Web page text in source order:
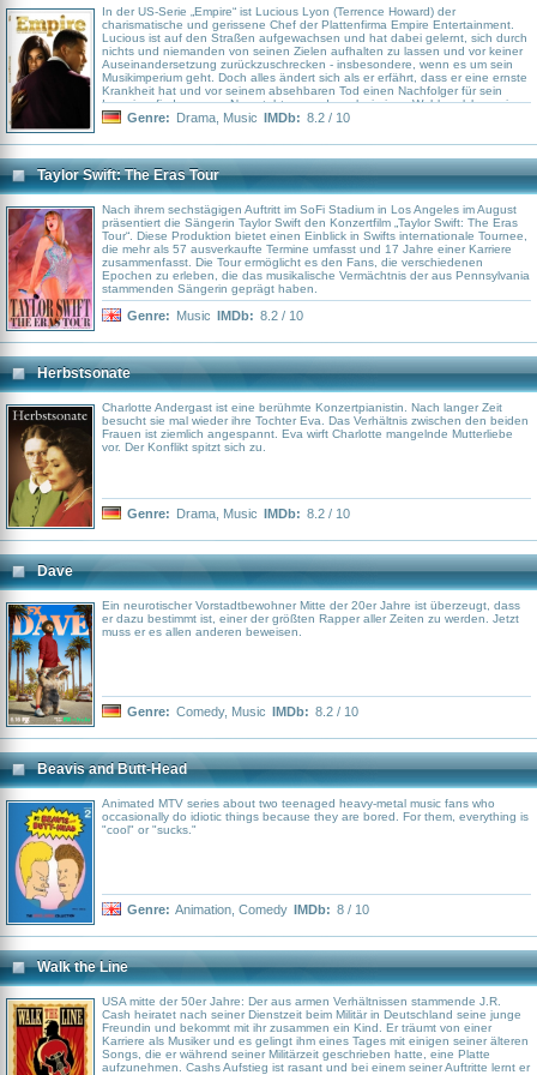
In der US-Serie „Empire“ ist Lucious Lyon (Terrence Howard) der
charismatische und gerissene Chef der Plattenfirma Empire Entertainment.
Lucious ist auf den Straßen aufgewachsen und hat dabei gelernt, sich durch
nichts und niemanden von seinen Zielen aufhalten zu lassen und vor keiner
Auseinandersetzung zurückzuschrecken - insbesondere, wenn es um sein
Musikimperium geht. Doch alles ändert sich als er erfährt, dass er eine ernste
Krankheit hat und vor seinem absehbaren Tod einen Nachfolger für sein
Imperium finden muss. Nun steht er vor der schwierigen Wahl, welcher seiner
drei Söhne Empire Entertainment übernehmen soll: Andre (Trai Byers), Jamal
Genre: Drama Music IMDb: 8.2 / 10
Taylor Swift: The Eras Tour
Nach ihrem sechstägigen Auftritt im SoFi Stadium in Los Angeles im August
präsentiert die Sängerin Taylor Swift den Konzertfilm „Taylor Swift: The Eras
Tour“. Diese Produktion bietet einen Einblick in Swifts internationale Tournee,
die mehr als 57 ausverkaufte Termine umfasst und 17 Jahre einer Karriere
zusammenfasst. Die Tour ermöglicht es den Fans, die verschiedenen
Epochen zu erleben, die das musikalische Vermächtnis der aus Pennsylvania
stammenden Sängerin geprägt haben.
Genre: Music IMDb: 8.2 / 10
Herbstsonate
Charlotte Andergast ist eine berühmte Konzertpianistin. Nach langer Zeit
besucht sie mal wieder ihre Tochter Eva. Das Verhältnis zwischen den beiden
Frauen ist ziemlich angespannt. Eva wirft Charlotte mangelnde Mutterliebe
vor. Der Konflikt spitzt sich zu.
Genre: Drama Music IMDb: 8.2 / 10
Dave
Ein neurotischer Vorstadtbewohner Mitte der 20er Jahre ist überzeugt, dass
er dazu bestimmt ist, einer der größten Rapper aller Zeiten zu werden. Jetzt
muss er es allen anderen beweisen.
Genre: Comedy, Music IMDb: 8.2 / 10
Beavis and Butt-Head
Animated MTV series about two teenaged heavy-metal music fans who
occasionally do idiotic things because they are bored. For them, everything is
"cool" or "sucks."
Genre: Animation Comedy IMDb: 8 / 10
Walk the Line
USA mitte der 50er Jahre: Der aus armen Verhältnissen stammende J.R.
Cash heiratet nach seiner Dienstzeit beim Militär in Deutschland seine junge
Freundin und bekommt mit ihr zusammen ein Kind. Er träumt von einer
Karriere als Musiker und es gelingt ihm eines Tages mit einigen seiner älteren
Songs, die er während seiner Militärzeit geschrieben hatte, eine Platte
aufzunehmen. Cashs Aufstieg ist rasant und bei einem seiner Auftritte lernt er